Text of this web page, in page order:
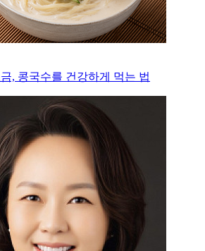
, 콩국수를 건강하게 먹는 법